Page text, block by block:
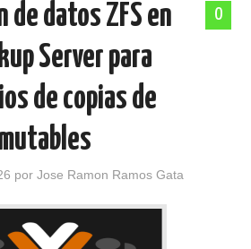
0
de datos ZFS en
Server para
de copias de
porJose Ramon Ramos Gata